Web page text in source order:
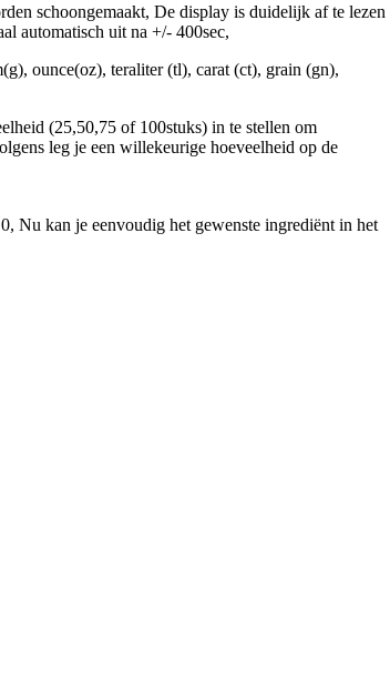
schoongemaakt, De display is duidelijk af te lezen
automatisch uit na +/- 400sec,
ounce(oz), teraliter (tl), carat (ct), grain (gn),
(25,50,75 of 100stuks) in te stellen om
leg je een willekeurige hoeveelheid op de
Nu kan je eenvoudig het gewenste ingrediënt in het